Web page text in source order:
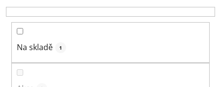
o
d
Na skladě 1